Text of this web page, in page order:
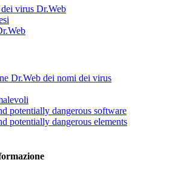
dei virus Dr.Web
Dr.Web dei nomi dei virus
potentially dangerous software
potentially dangerous elements